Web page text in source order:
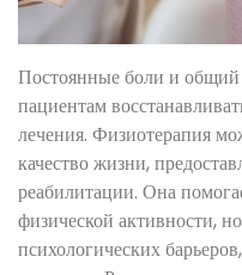
Постоянные боли и
пациентам
лечения. Физиотерапия
качество жизни,
реабилитации. Она
физической активности,
психологических